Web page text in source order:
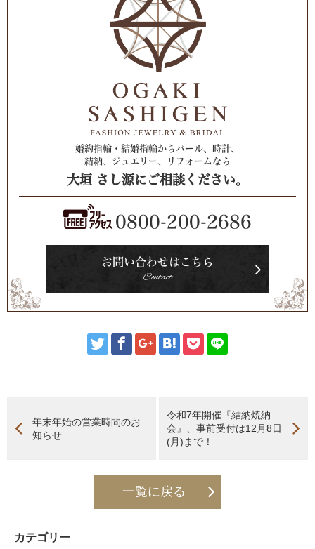
婚約指輪・結婚指輪からパール、時計、
結納、ジュエリー、リフォームなら
大垣 さし源にご相談ください。
0800-200-2686
お問い合わせはこちら
Contact
年末年始の営業時間のお
知らせ
令和7年開催『結納焼納
会』、事前受付は12月8日
(月)まで！
一覧に戻る
カテゴリー